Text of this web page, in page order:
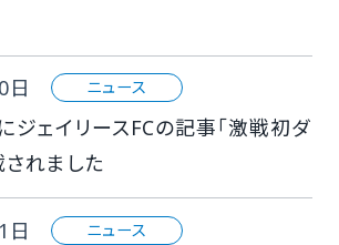
日 ニュース
ジェイリースFCの記事「激戦初ダ
されました
日 ニュース